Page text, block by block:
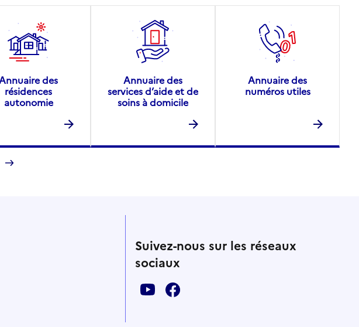
des
résidences
autonomie
Annuaire des
services d’aide et de
soins à domicile
Annuaire des
numéros utiles
Suivez-nous sur les réseaux
sociaux